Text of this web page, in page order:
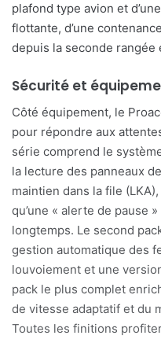
plafond type avion et
flottante, d’une
depuis la seconde rangée
Sécurité et
Côté équipement, le
pour répondre aux
série comprend le
la lecture des panneaux
maintien dans la file
qu’une « alerte de pause
longtemps. Le second
gestion automatique des
louvoiement et une
pack le plus complet
de vitesse adaptatif et du
Toutes les finitions